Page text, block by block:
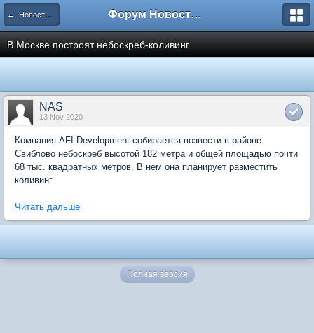
← Новости рынка недвижимости Форум Новостройки
В Москве построят небоскреб-коливинг
NAS
13 Nov 2020
Компания AFI Development собирается возвести в районе
Свиблово небоскреб высотой 182 метра и общей площадью почти
68 тыс. квадратных метров. В нем она планирует разместить
коливинг
Читать дальше
Полная версия